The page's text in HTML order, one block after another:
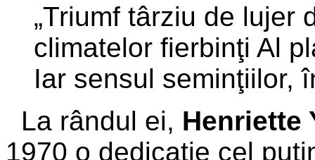
„Triumf târziu de lujer
climatelor fierbinţi Al
Iar sensul seminţiilor,
La rândul ei, Henriette
1970 o dedicaţie cel